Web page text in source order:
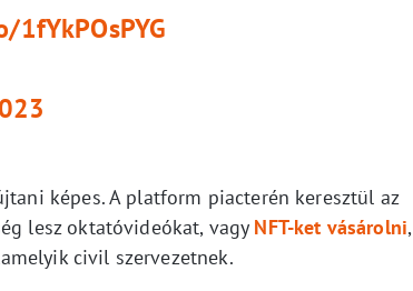
képes. A platform piacterén keresztül az
lesz oktatóvideókat, vagy NFT-ket vásárolni,
civil szervezetnek.